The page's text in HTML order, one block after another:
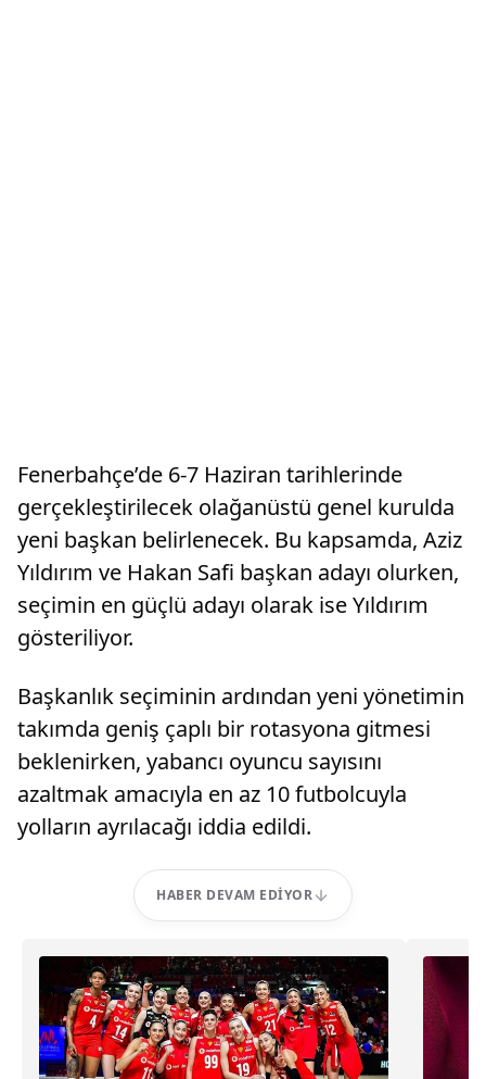
Fenerbahçe’de 6-7 Haziran tarihlerinde
gerçekleştirilecek olağanüstü genel kurulda
yeni başkan belirlenecek. Bu kapsamda, Aziz
Yıldırım ve Hakan Safi başkan adayı olurken,
seçimin en güçlü adayı olarak ise Yıldırım
gösteriliyor.
Başkanlık seçiminin ardından yeni yönetimin
takımda geniş çaplı bir rotasyona gitmesi
beklenirken, yabancı oyuncu sayısını
azaltmak amacıyla en az 10 futbolcuyla
yolların ayrılacağı iddia edildi.
HABER DEVAM EDIYOR